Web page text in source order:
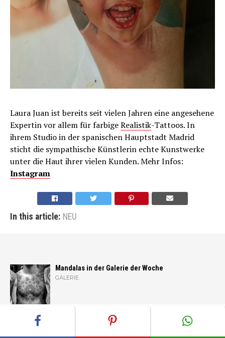
Laura Juan ist bereits seit vielen Jahren eine angesehene
Expertin vor allem für farbigeRealistik-Tattoos. In
ihrem Studio in der spanischen Hauptstadt Madrid
sticht die sympathische Künstlerin echte Kunstwerke
unter die Haut ihrer vielen Kunden. Mehr Infos:
Instagram
In this article: NEU
Mandalas in der Galerie der Woche
GALERIE
Skulls & Bones mit Robby Latos